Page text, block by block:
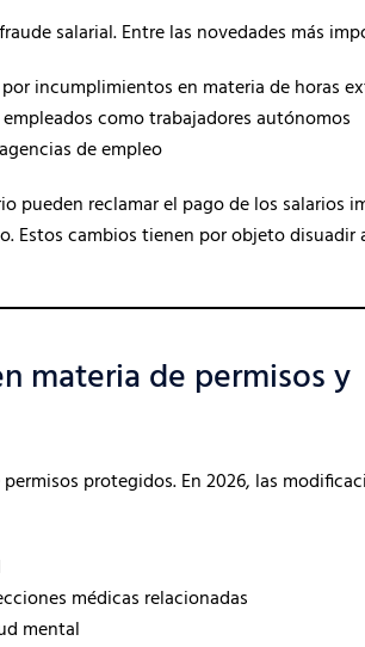
salarial. Entre las novedades más
incumplimientos en materia de horas
como trabajadores autónomos
de empleo
pueden reclamar el pago de los salarios
Estos cambios tienen por objeto disuadir
materia de permisos y
protegidos. En 2026, las
médicas relacionadas
mental